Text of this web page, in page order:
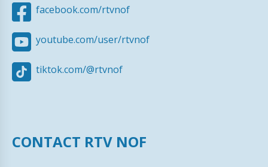
facebook.com/rtvnof
youtube.com/user/rtvnof
tiktok.com/@rtvnof
CONTACT RTV NOF